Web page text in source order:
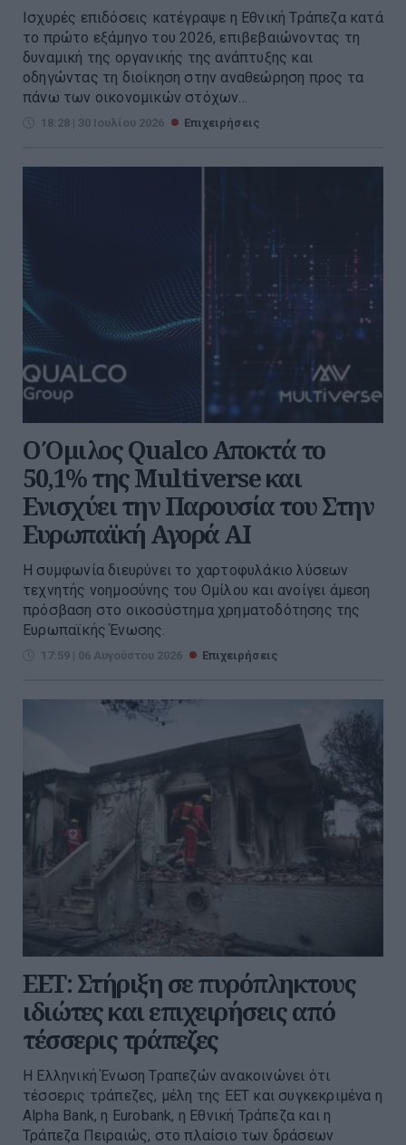
Ισχυρές επιδόσεις κατέγραψε η Εθνική Τράπεζα κατά
το πρώτο εξάμηνο του 2026, επιβεβαιώνοντας τη
δυναμική της οργανικής της ανάπτυξης και
οδηγώντας τη διοίκηση στην αναθεώρηση προς τα
πάνω των οικονομικών στόχων...
18:28 | 30 Ιουλίου 2026 Επιχειρήσεις
Ο Όμιλος Qualco Αποκτά το
50,1% της Multiverse και
Ενισχύει την Παρουσία του Στην
Ευρωπαϊκή Αγορά ΑΙ
Η συμφωνία διευρύνει το χαρτοφυλάκιο λύσεων
τεχνητής νοημοσύνης του Ομίλου και ανοίγει άμεση
πρόσβαση στο οικοσύστημα χρηματοδότησης της
Ευρωπαϊκής Ένωσης.
17:59 | 06 Αυγούστου 2026 Επιχειρήσεις
ΕΕΤ: Στήριξη σε πυρόπληκτους
ιδιώτες και επιχειρήσεις από
τέσσερις τράπεζες
Η Ελληνική Ένωση Τραπεζών ανακοινώνει ότι
τέσσερις τράπεζες, μέλη της ΕΕΤ και συγκεκριμένα η
Alpha Bank, η Eurobank, η Εθνική Τράπεζα και η
Τράπεζα Πειραιώς, στο πλαίσιο των δράσεων